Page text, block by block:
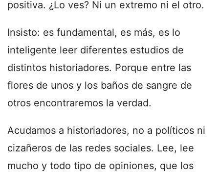
positiva. ¿Lo ves? Ni un extremo ni el otro.
Insisto: es fundamental, es más, es lo
inteligente leer diferentes estudios de
distintos historiadores. Porque entre las
flores de unos y los baños de sangre de
otros encontraremos la verdad.
Acudamos a historiadores, no a políticos ni
cizañeros de las redes sociales. Lee, lee
mucho y todo tipo de opiniones, que los